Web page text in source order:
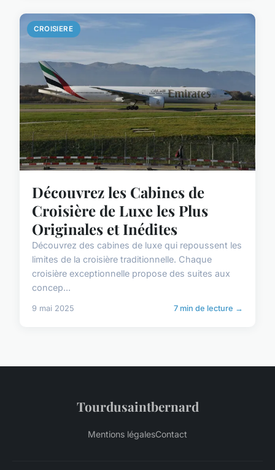
CROISIERE
Découvrez les Cabines de
Croisière de Luxe les Plus
Originales et Inédites
Découvrez des cabines de luxe qui repoussent les
limites de la croisière traditionnelle. Chaque
croisière exceptionnelle propose des suites aux
concep...
9 mai 2025 7 min de lecture →
Tourdusaintbernard
Mentions légalesContact